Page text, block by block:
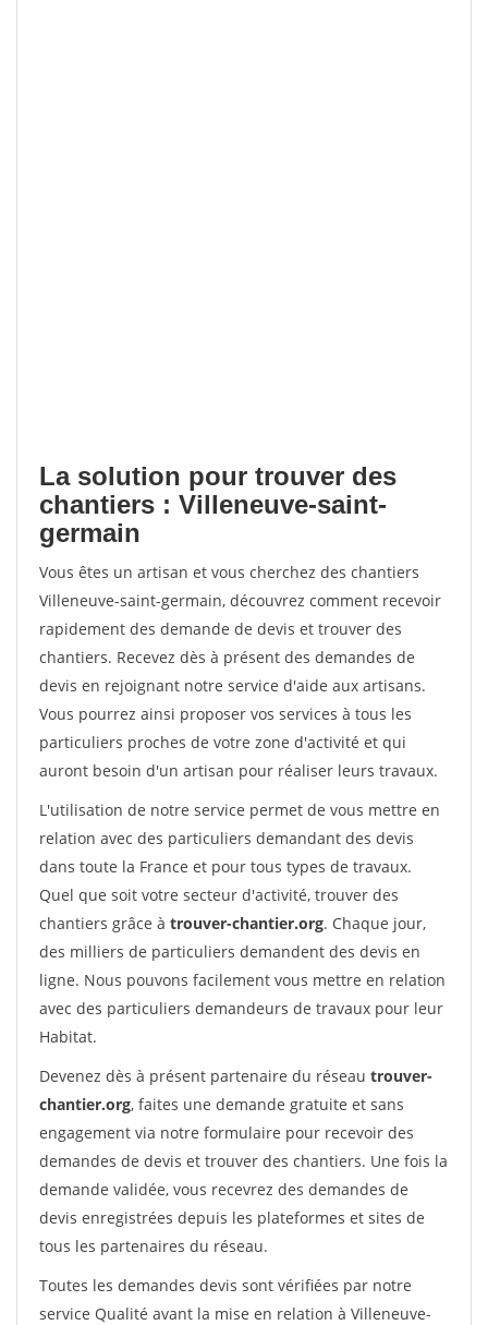
La solution pour trouver des
chantiers : Villeneuve-saint-
germain
Vous êtes un artisan et vous cherchez des chantiers
Villeneuve-saint-germain, découvrez comment recevoir
rapidement des demande de devis et trouver des
chantiers. Recevez dès à présent des demandes de
devis en rejoignant notre service d'aide aux artisans.
Vous pourrez ainsi proposer vos services à tous les
particuliers proches de votre zone d'activité et qui
auront besoin d'un artisan pour réaliser leurs travaux.
L'utilisation de notre service permet de vous mettre en
relation avec des particuliers demandant des devis
dans toute la France et pour tous types de travaux.
Quel que soit votre secteur d'activité, trouver des
chantiers grâce à trouver-chantier.org. Chaque jour,
des milliers de particuliers demandent des devis en
ligne. Nous pouvons facilement vous mettre en relation
avec des particuliers demandeurs de travaux pour leur
Habitat.
Devenez dès à présent partenaire du réseau trouver-
chantier.org, faites une demande gratuite et sans
engagement via notre formulaire pour recevoir des
demandes de devis et trouver des chantiers. Une fois la
demande validée, vous recevrez des demandes de
devis enregistrées depuis les plateformes et sites de
tous les partenaires du réseau.
Toutes les demandes devis sont vérifiées par notre
service Qualité avant la mise en relation à Villeneuve-